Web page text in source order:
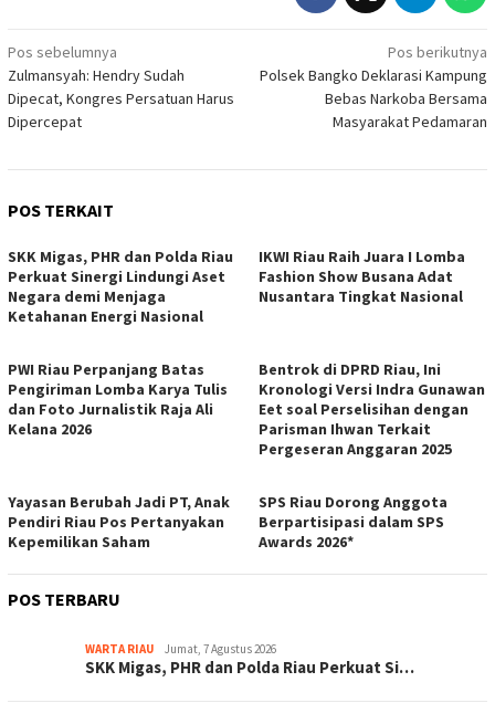
Navigasi
pos
Pos sebelumnya
Zulmansyah: Hendry Sudah
Dipecat, Kongres Persatuan Harus
Dipercepat
Pos berikutnya
Polsek Bangko Deklarasi Kampung
Bebas Narkoba Bersama
Masyarakat Pedamaran
POS TERKAIT
SKK Migas, PHR dan Polda Riau
Perkuat Sinergi Lindungi Aset
Negara demi Menjaga
Ketahanan Energi Nasional
IKWI Riau Raih Juara I Lomba
Fashion Show Busana Adat
Nusantara Tingkat Nasional
PWI Riau Perpanjang Batas
Pengiriman Lomba Karya Tulis
dan Foto Jurnalistik Raja Ali
Kelana 2026
Bentrok di DPRD Riau, Ini
Kronologi Versi Indra Gunawan
Eet soal Perselisihan dengan
Parisman Ihwan Terkait
Pergeseran Anggaran 2025
Yayasan Berubah Jadi PT, Anak
Pendiri Riau Pos Pertanyakan
Kepemilikan Saham
SPS Riau Dorong Anggota
Berpartisipasi dalam SPS
Awards 2026*
POS TERBARU
WARTA RIAU Jumat, 7 Agustus 2026
SKK Migas, PHR dan Polda Riau Perkuat Si…